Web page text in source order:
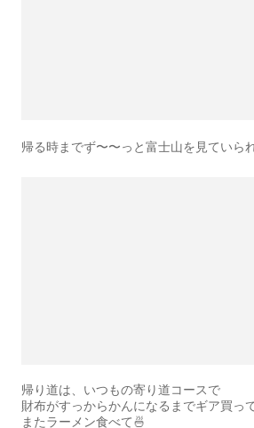
帰る時までず〜〜っと富士山を見ていら
帰り道は、いつもの寄り道コースで
財布がすっからかんになるまでギア買っ
またラーメン食べて🍜